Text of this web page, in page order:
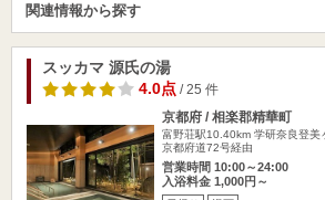
関連情報から探す
スッカマ 源氏の湯
4.0点/ 25 件
京都府 / 相楽郡精華町
富野荘駅10.40km 学研奈良登美
京都府道72号経由
営業時間 10:00～24:00
入浴料金 1,000円～